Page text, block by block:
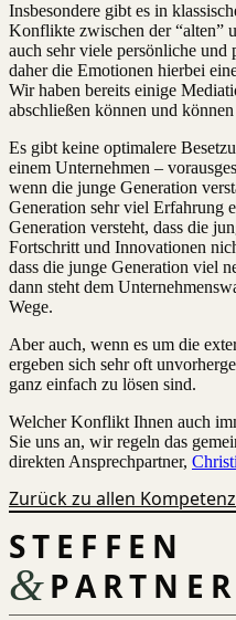
Insbesondere gibt es in
Konflikte zwischen der “alten”
auch sehr viele persönliche
daher die Emotionen hierbei
Wir haben bereits einige
abschließen können und
Es gibt keine optimalere
einem Unternehmen –
wenn die junge Generation
Generation sehr viel Erfahrung
Generation versteht, dass die
Fortschritt und Innovationen
dass die junge Generation viel
dann steht dem
Wege.
Aber auch, wenn es um die
ergeben sich sehr oft
ganz einfach zu lösen sind.
Welcher Konflikt Ihnen auch
Sie uns an, wir regeln das
direkten Ansprechpartner,
Zurück zu allen
STEFFEN
&PARTNER